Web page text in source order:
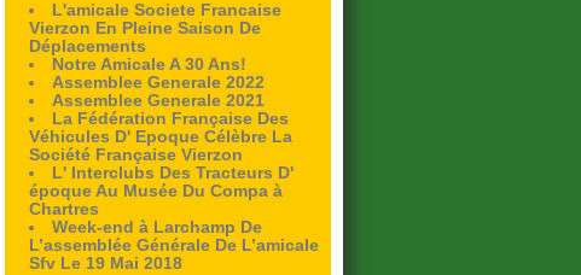
L'amicale Societe Francaise
Vierzon En Pleine Saison De
Déplacements
Notre Amicale A 30 Ans!
Assemblee Generale 2022
Assemblee Generale 2021
La Fédération Française Des
Véhicules D' Epoque Célèbre La
Société Française Vierzon
L' Interclubs Des Tracteurs D'
époque Au Musée Du Compa à
Chartres
Week-end à Larchamp De
L’assemblée Générale De L’amicale
Sfv Le 19 Mai 2018